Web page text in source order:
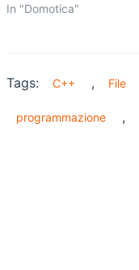
In "Domotica"
Tags: C++ , File
programmazione ,